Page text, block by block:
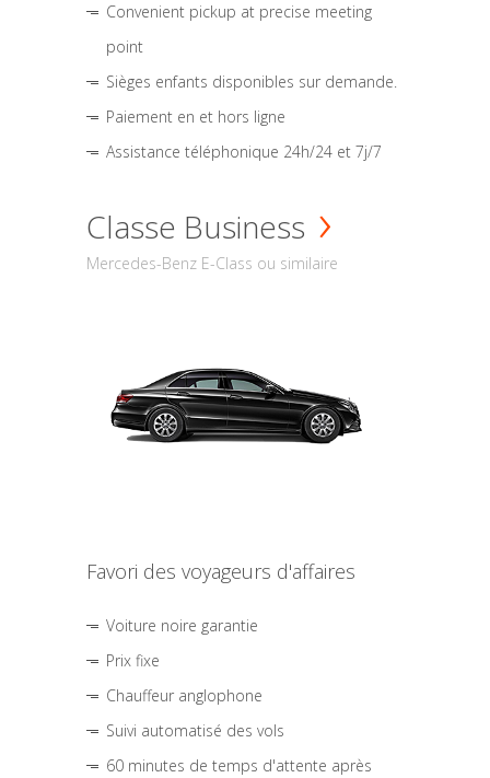
Convenient pickup at precise meeting
point
Sièges enfants disponibles sur demande.
Paiement en et hors ligne
Assistance téléphonique 24h/24 et 7j/7
Classe Business
Mercedes-Benz E-Class ou similaire
Favori des voyageurs d'affaires
Voiture noire garantie
Prix fixe
Chauffeur anglophone
Suivi automatisé des vols
60 minutes de temps d'attente après